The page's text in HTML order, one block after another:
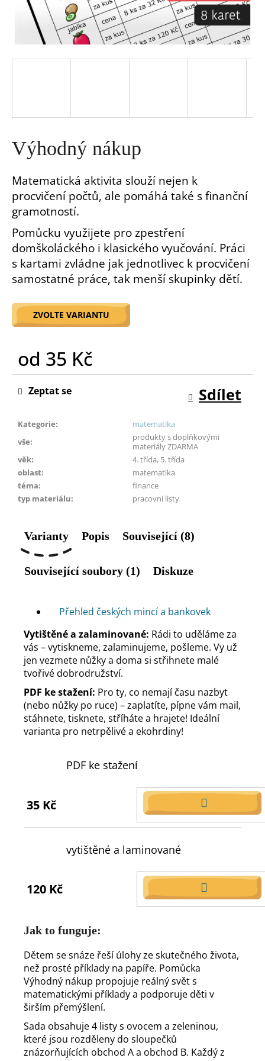
Výhodný nákup
Matematická aktivita slouží nejen k
procvičení počtů, ale pomáhá také s finanční
gramotností.
Pomůcku využijete pro zpestření
domškoláckého i klasického vyučování. Práci
s kartami zvládne jak jednotlivec k procvičení
samostatné práce, tak menší skupinky dětí.
ZVOLTE VARIANTU
od 35 Kč
Měrná
cena:
Kategorie:
matematika
vše:
produkty s doplňkovými
materiály ZDARMA
věk:
4. třída, 5. třída
oblast:
matematika
téma:
finance
typ materiálu: pracovní listy
Zeptat se Sdílet
Varianty Popis Související (8)
Související soubory (1) Diskuze
Vytištěné a zalaminované: Rádi to uděláme za
vás – vytiskneme, zalaminujeme, pošleme. Vy už
jen vezmete nůžky a doma si střihnete malé
tvořivé dobrodružství.
PDF ke stažení: Pro ty, co nemají času nazbyt
(nebo nůžky po ruce) – zaplatíte, pípne vám mail,
stáhnete, tisknete, stříháte a hrajete! Ideální
varianta pro netrpělivé a ekohrdiny!
PDF ke stažení
35 Kč
DO
KOŠÍKU
vytištěné a laminované
120 Kč
DO
KOŠÍKU
Jak to funguje:
Dětem se snáze řeší úlohy ze skutečného života,
než prosté příklady na papíře. Pomůcka
Výhodný nákup propojuje reálný svět s
matematickými příklady a podporuje děti v
širším přemýšlení.
Sada obsahuje 4 listy s ovocem a zeleninou,
které jsou rozděleny do sloupečků
znázorňujících obchod A a obchod B. Každý z
Přehled českých mincí a bankovek
t
HLEDAT
D
o
p
o
r
u
č
u
m
e